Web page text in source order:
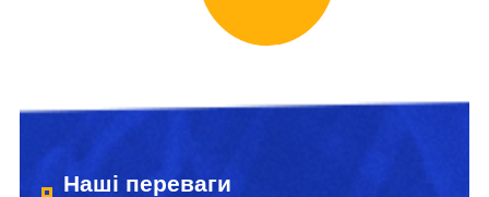
Наші переваги